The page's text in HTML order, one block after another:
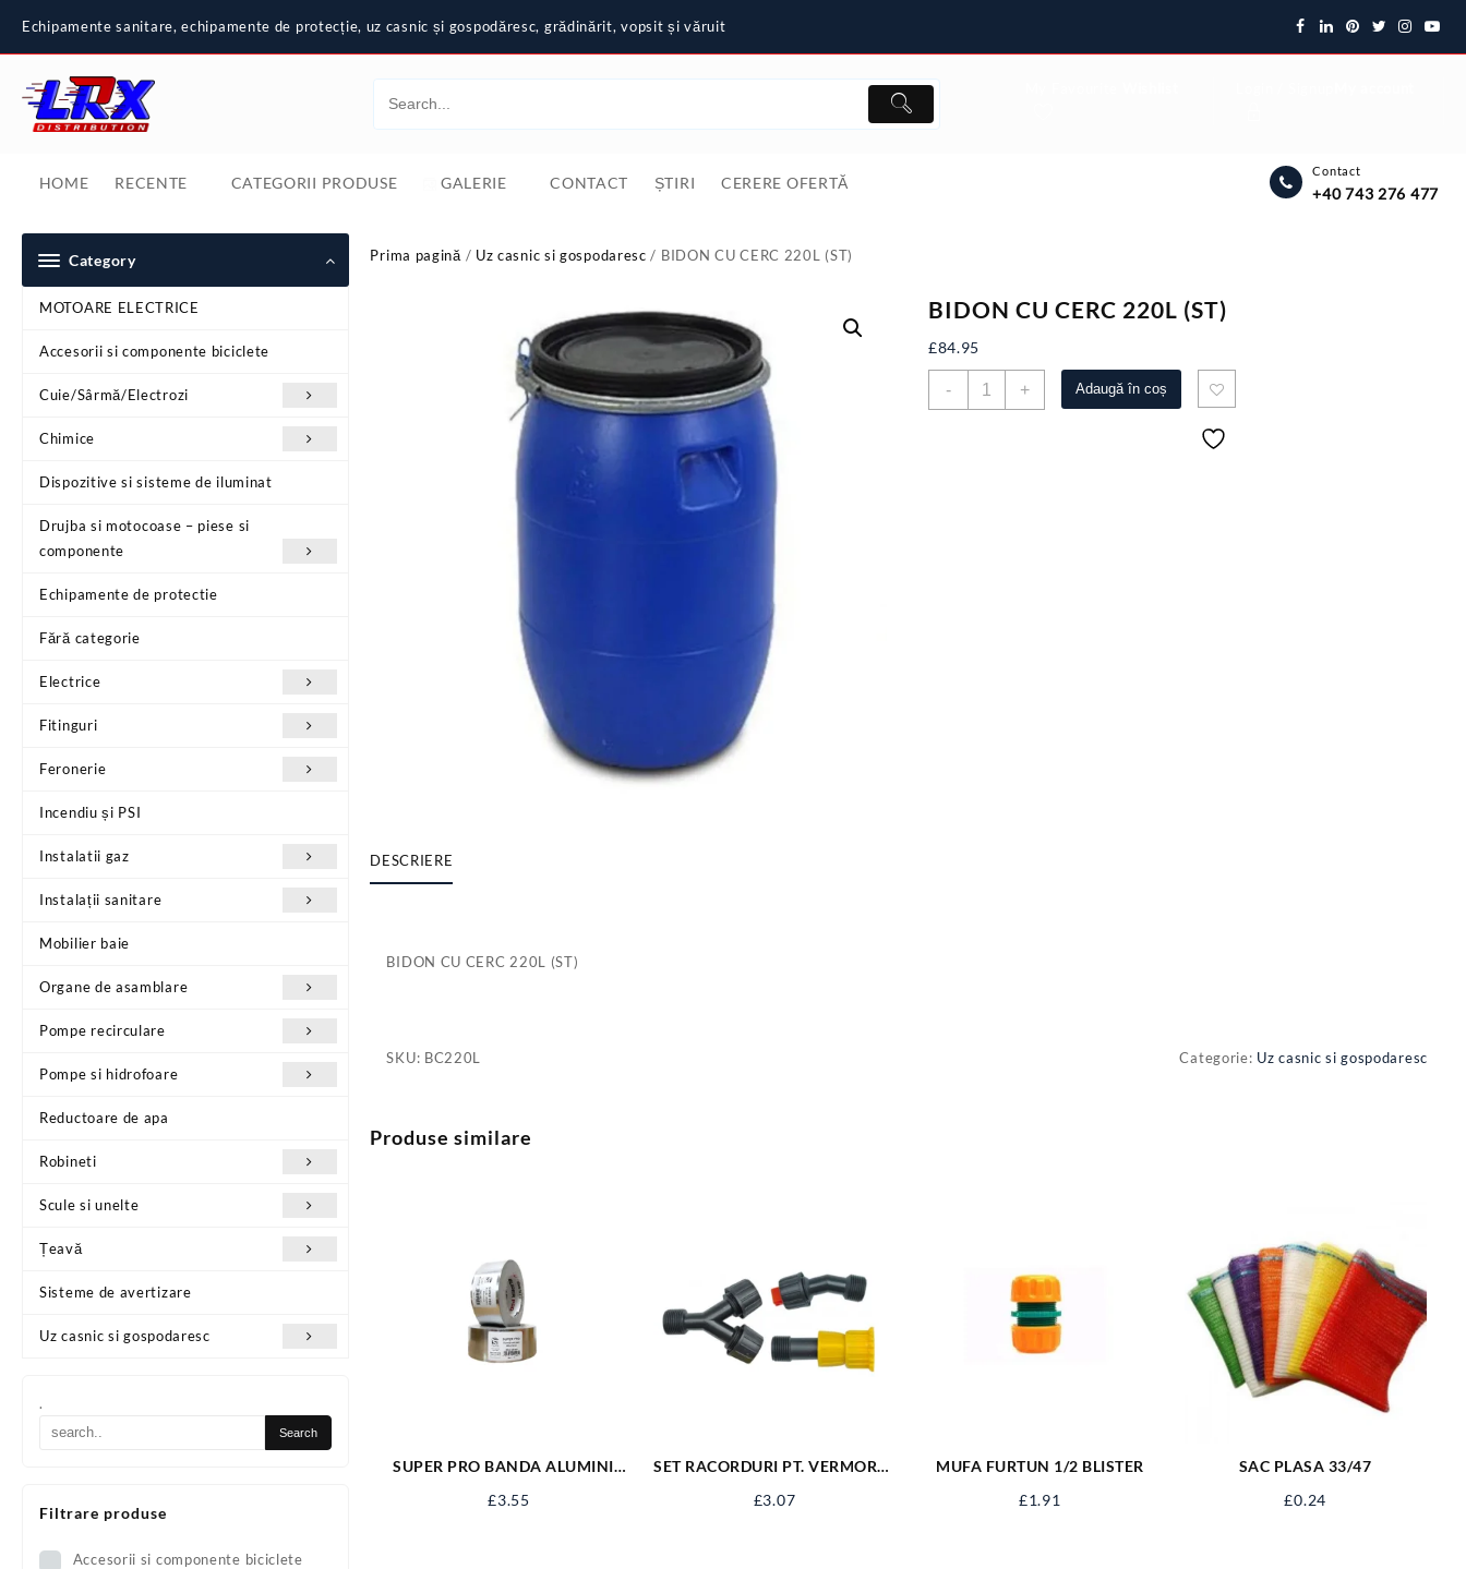
content
Echipamente sanitare, echipamente de protecție, uz casnic și gospodăresc, grădinărit, vopsit și văruit
HOME RECENTE CATEGORII PRODUSE GALERIE CONTACT ȘTIRI CERERE OFERTĂ
Contact
+40 743 276 477
Category
MOTOARE ELECTRICE
Accesorii si componente biciclete
Cuie/Sârmă/Electrozi
Chimice
Dispozitive si sisteme de iluminat
Drujba si motocoase – piese si
componente
Echipamente de protectie
Fără categorie
Electrice
Fitinguri
Feronerie
Incendiu și PSI
Instalatii gaz
Instalații sanitare
Mobilier baie
Organe de asamblare
Pompe recirculare
Pompe si hidrofoare
Reductoare de apa
Robineti
Scule si unelte
Țeavă
Sisteme de avertizare
Uz casnic si gospodaresc
.
Filtrare produse
Accesorii si componente biciclete
Prima pagină / Uz casnic si gospodaresc / BIDON CU CERC 220L (ST)
BIDON CU CERC 220L (ST)
£84.95
-
Cantitate+ Adaugă în coș
DESCRIERE
BIDON CU CERC 220L (ST)
SKU: BC220L Categorie: Uz casnic si gospodaresc
Produse similare
SUPER PRO BANDA ALUMINIU
£3.55
SET RACORDURI PT. VERMOREL
£3.07
MUFA FURTUN 1/2 BLISTER
£1.91
SAC PLASA 33/47
£0.24